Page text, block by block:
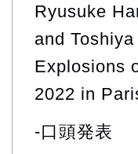
Ryusuke
and
Explosions
2022 in
-口頭発表